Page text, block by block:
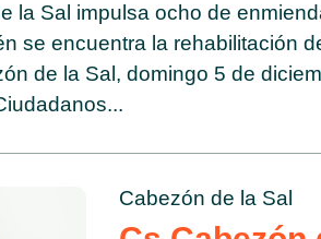
la Sal impulsa ocho de
se encuentra la rehabilitación
de la Sal, domingo 5 de
Cabezón de la Sal